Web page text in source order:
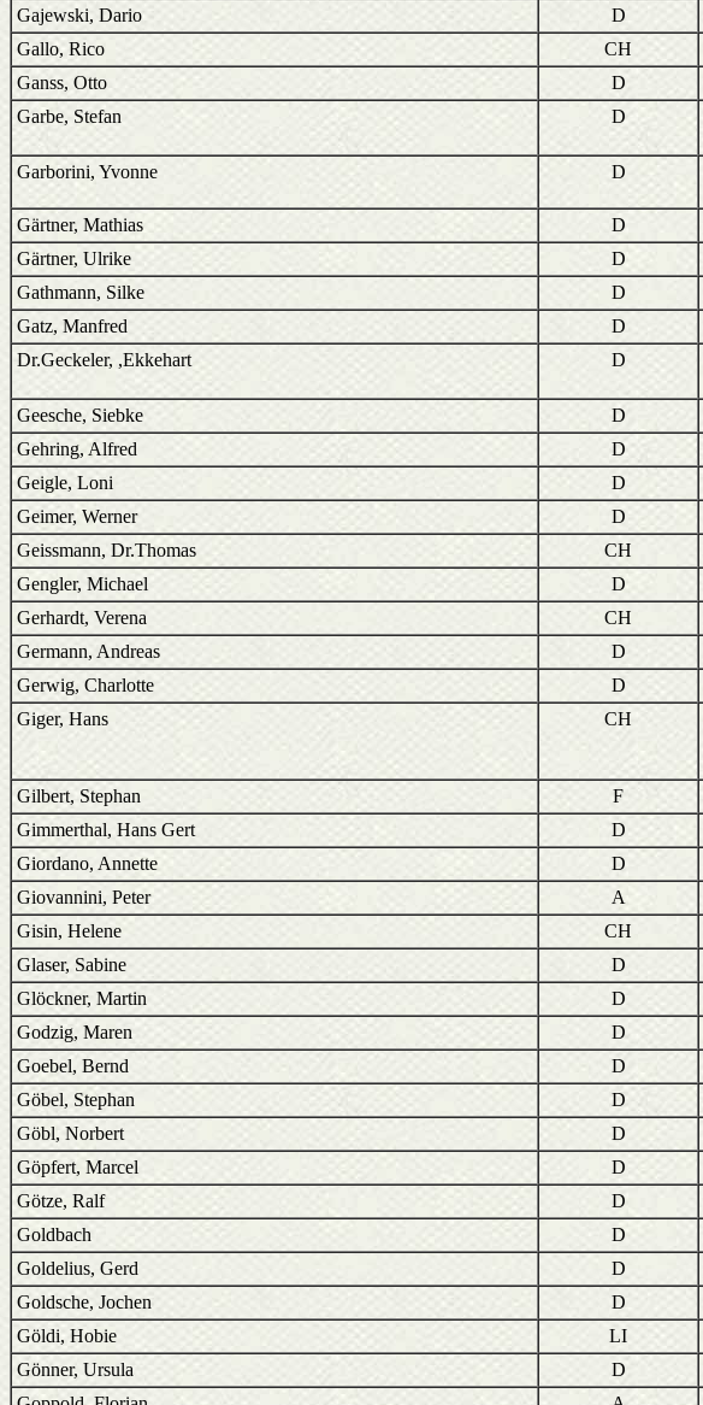
Gajewski, Dario
D
Gallo, Rico
CH
Ganss, Otto
D
Garbe, Stefan
D
Garborini, Yvonne
D
Gärtner, Mathias D
Gärtner, Ulrike
D
Gathmann, Silke
D
Gatz, Manfred
D
Dr.Geckeler, ,Ekkehart
D
Geesche, Siebke
D
Gehring, Alfred
D
Geigle, Loni
D
Geimer, Werner
D
Geissmann, Dr.Thomas
CH
Gengler, Michael
D
Gerhardt, Verena
CH
Germann, Andreas
D
Gerwig, Charlotte
D
Giger, Hans
CH
Gilbert, Stephan
F
Gimmerthal, Hans Gert
D
Giordano, Annette
D
Giovannini, Peter
A
Gisin, Helene
CH
Glaser, Sabine
D
Glöckner, Martin
D
Godzig, Maren
D
Goebel, Bernd
D
Göbel, Stephan
D
Göbl, Norbert
D
Göpfert, Marcel
D
Götze, Ralf
D
Goldbach
D
Goldelius, Gerd
D
Goldsche, Jochen
D
Göldi, Hobie
LI
Gönner, Ursula
D